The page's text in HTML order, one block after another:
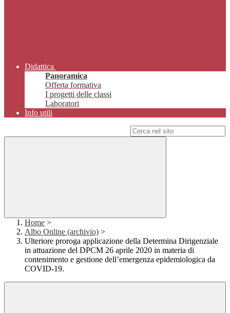
Didattica
Panoramica
Offerta formativa
I progetti delle classi
Laboratori
Info utili
Home >
Albo Online (archivio) >
Ulteriore proroga applicazione della Determina Dirigenziale
in attuazione del DPCM 26 aprile 2020 in materia di
contenimento e gestione dell’emergenza epidemiologica da
COVID-19.